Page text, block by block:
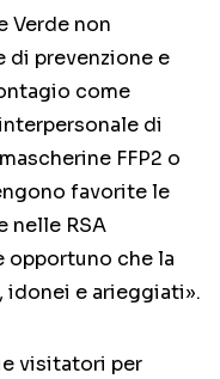
Verde non
prevenzione e
come
di
FFP2 o
favorite le
nelle RSA
opportuno che la
e arieggiati».
visitatori per